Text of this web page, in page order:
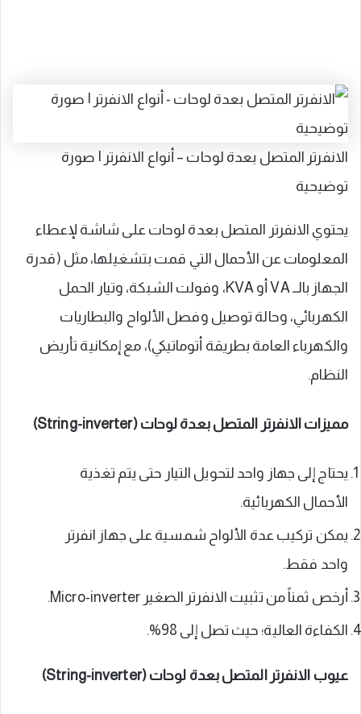
الانفرتر المتصل بعدة لوحات – أنواع الانفرتر | صورة
توضيحية
يحتوي الانفرتر المتصل بعدة لوحات على شاشة لإعطاء
المعلومات عن الأحمال التي قمت بتشغيلها، مثل (قدرة
الجهاز بالــ VA أو KVA، وفولت الشبكة، وتيار الحمل
الكهربائي، وحالة توصيل وفصل الألواح والبطاريات
والكهرباء العامة بطريقة أتوماتيكي)، مع إمكانية تأريض
النظام.
مميزات الانفرتر المتصل بعدة لوحات (String-inverter)
يحتاج إلى جهاز واحد لتحويل التيار حتى يتم تغذية
الأحمال الكهربائية.
يمكن تركيب عدة الألواح شمسية على جهاز انفرتر
واحد فقط.
أرخص ثمناً من تثبيت الانفرتر الصغير Micro-inverter.
الكفاءة العالية؛ حيث تصل إلى 98%.
عيوب الانفرتر المتصل بعدة لوحات (String-inverter)